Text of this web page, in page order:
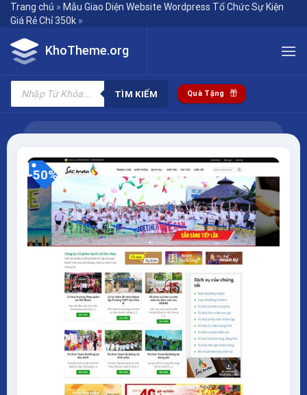
Skip
content
Trang chủ » Mẫu Giao Diện Website Wordpress Tổ Chức Sự Kiện
Giá Rẻ Chỉ 350k »
KhoTheme.org
Tìm
kiếm
phẩm
TÌM KIẾM Quà Tặng
-50%